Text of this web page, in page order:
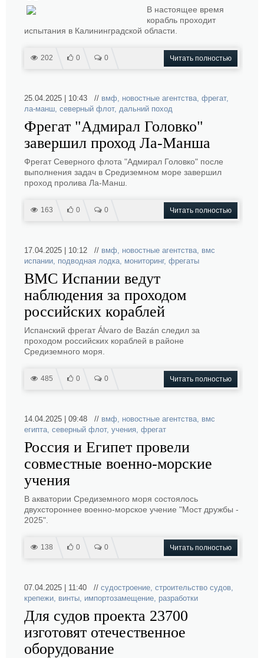
В настоящее время
корабль проходит
испытания в Калининградской области.
202 0 0 Читать полностью
25.04.2025 | 10:43 // вмф, новостные агентства, фрегат,
ла-манш, северный флот, дальний поход
Фрегат "Адмирал Головко"
завершил проход Ла-Манша
Фрегат Северного флота "Адмирал Головко" после
выполнения задач в Средиземном море завершил
проход пролива Ла-Манш.
163 0 0 Читать полностью
17.04.2025 | 10:12 // вмф, новостные агентства, вмс
испании, подводная лодка, мониторинг, фрегаты
ВМС Испании ведут
наблюдения за проходом
российских кораблей
Испанский фрегат Álvaro de Bazán следил за
проходом российских кораблей в районе
Средиземного моря.
485 0 0 Читать полностью
14.04.2025 | 09:48 // вмф, новостные агентства, вмс
египта, северный флот, учения, фрегат
Россия и Египет провели
совместные военно-морские
учения
В акватории Средиземного моря состоялось
двухстороннее военно-морское учение "Мост дружбы -
2025".
138 0 0 Читать полностью
07.04.2025 | 11:40 // судостроение, строительство судов,
крепежи, винты, импортозамещение, разработки
Для судов проекта 23700
изготовят отечественное
оборудование